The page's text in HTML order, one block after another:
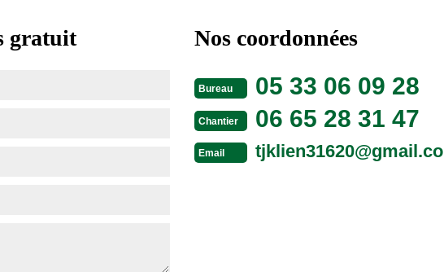
gratuit Nos coordonnées
Bureau 05 33 06 09 28
Chantier 06 65 28 31 47
Email